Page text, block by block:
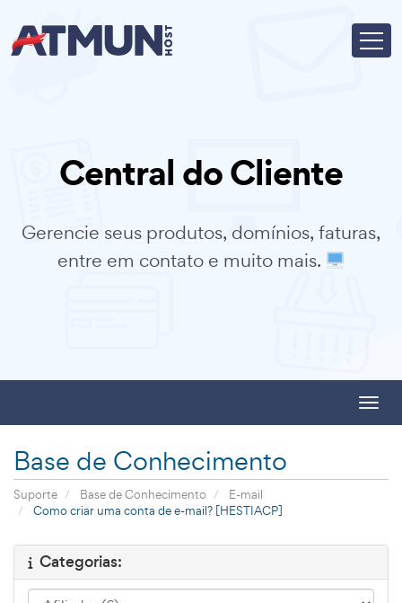
Central do Cliente
Gerencie seus produtos, domínios, faturas,
entre em contato e muito mais.
Base de Conhecimento
Suporte Base de Conhecimento
E-mail
Como criar uma conta de e-mail? [HESTIACP]
Categorias: